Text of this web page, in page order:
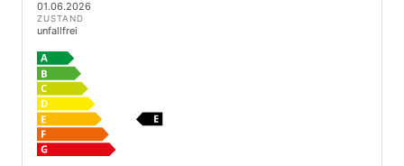
01.06.2026
ZUSTAND
unfallfrei